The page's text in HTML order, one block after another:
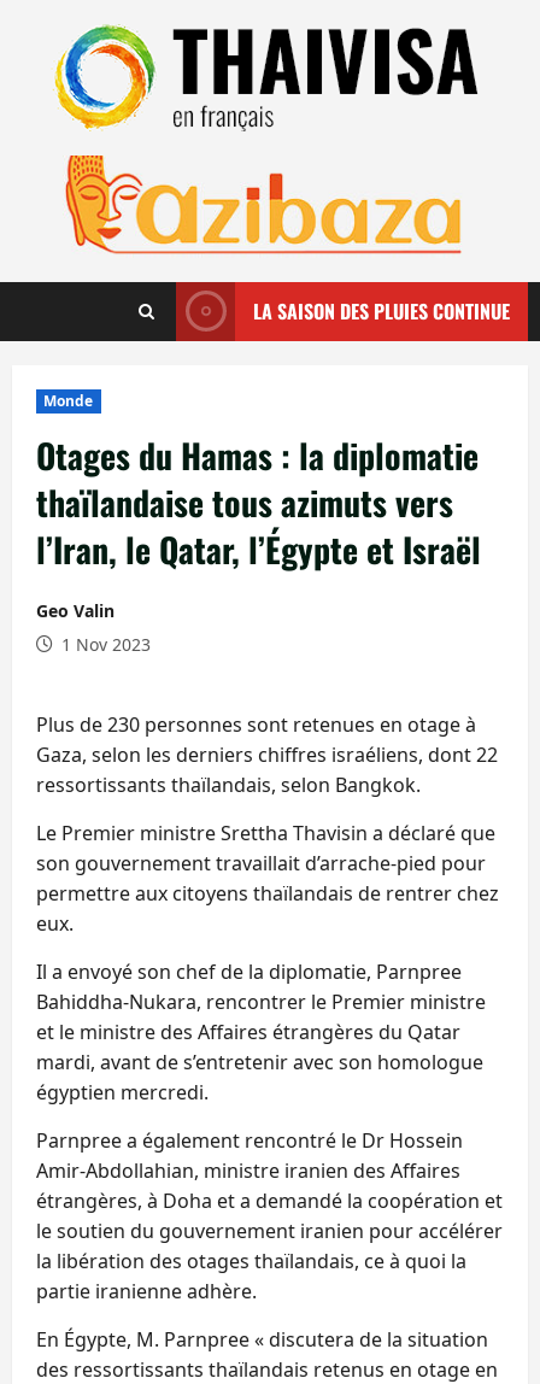
contenu
LA SAISON DES PLUIES CONTINUE
Monde
Otages du Hamas : la diplomatie
thaïlandaise tous azimuts vers
l’Iran, le Qatar, l’Égypte et Israël
Geo Valin
1 Nov 2023
Plus de 230 personnes sont retenues en otage à
Gaza, selon les derniers chiffres israéliens, dont 22
ressortissants thaïlandais, selon Bangkok.
Le Premier ministre Srettha Thavisin a déclaré que
son gouvernement travaillait d’arrache-pied pour
permettre aux citoyens thaïlandais de rentrer chez
eux.
Il a envoyé son chef de la diplomatie, Parnpree
Bahiddha-Nukara, rencontrer le Premier ministre
et le ministre des Affaires étrangères du Qatar
mardi, avant de s’entretenir avec son homologue
égyptien mercredi.
Parnpree a également rencontré le Dr Hossein
Amir-Abdollahian, ministre iranien des Affaires
étrangères, à Doha et a demandé la coopération et
le soutien du gouvernement iranien pour accélérer
la libération des otages thaïlandais, ce à quoi la
partie iranienne adhère.
En Égypte, M. Parnpree « discutera de la situation
des ressortissants thaïlandais retenus en otage en